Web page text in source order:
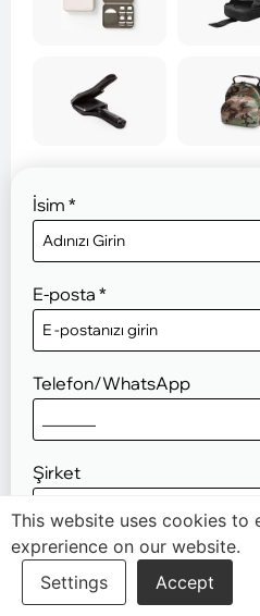
İsim *
E-posta *
Telefon/WhatsApp
Şirket
Proje Tanımı *
This website uses cookies to
exprerience on our website.